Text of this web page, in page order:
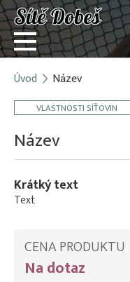
Přihlásit
Registrace
E-shop
O firmě
Kontakt
Úvod Název
VLASTNOSTI SÍŤOVIN
Název
Krátký text
Text
CENA PRODUKTU
Na dotaz